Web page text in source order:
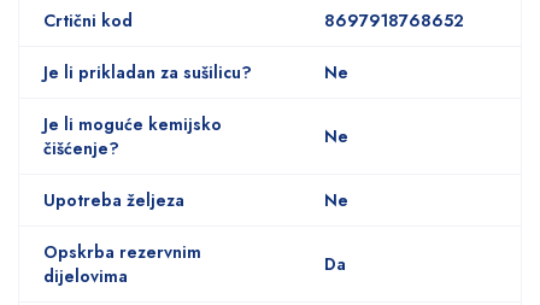
Crtični kod 8697918768652
Je li prikladan za sušilicu? Ne
Je li moguće kemijsko
čišćenje?
Ne
Upotreba željeza Ne
Opskrba rezervnim
dijelovima
Da